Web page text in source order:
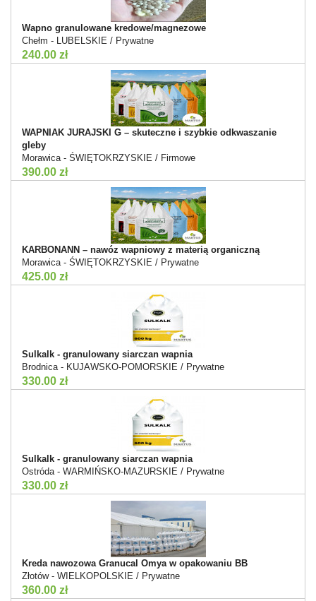
Wapno granulowane kredowe/magnezowe
Chełm - LUBELSKIE / Prywatne
240.00 zł
WAPNIAK JURAJSKI G – skuteczne i szybkie odkwaszanie
gleby
Morawica - ŚWIĘTOKRZYSKIE / Firmowe
390.00 zł
KARBONANN – nawóz wapniowy z materią organiczną
Morawica - ŚWIĘTOKRZYSKIE / Prywatne
425.00 zł
Sulkalk - granulowany siarczan wapnia
Brodnica - KUJAWSKO-POMORSKIE / Prywatne
330.00 zł
Sulkalk - granulowany siarczan wapnia
Ostróda - WARMIŃSKO-MAZURSKIE / Prywatne
330.00 zł
Kreda nawozowa Granucal Omya w opakowaniu BB
Złotów - WIELKOPOLSKIE / Prywatne
360.00 zł